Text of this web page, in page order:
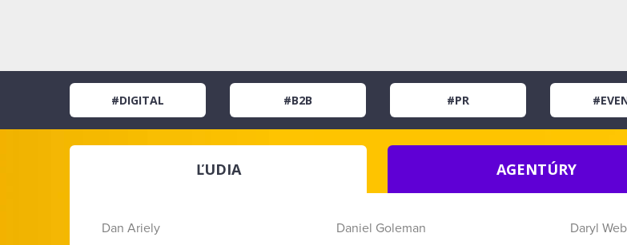
#DIGITAL #B2B #PR
ĽUDIA AGENTÚRY
Dan Ariely Daniel Goleman Daryl